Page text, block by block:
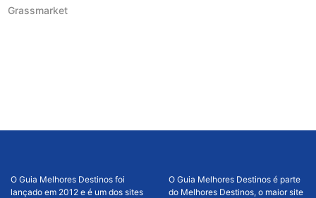
Grassmarket
O Guia Melhores Destinos foi
lançado em 2012 e é um dos sites
O Guia Melhores Destinos é parte
do Melhores Destinos, o maior site